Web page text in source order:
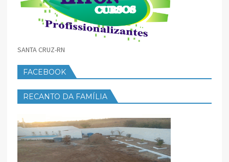
SANTA CRUZ-RN
FACEBOOK
RECANTO DA FAMÍLIA